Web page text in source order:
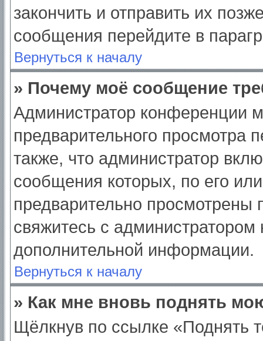
закончить и отправить их
сообщения перейдите в
Вернуться к началу
» Почему моё сообщение
Администратор конференции
предварительного просмотра
также, что администратор
сообщения которых, по его
предварительно просмотрены
свяжитесь с
дополнительной информации.
Вернуться к началу
» Как мне вновь поднять
Щёлкнув по ссылке «Поднять